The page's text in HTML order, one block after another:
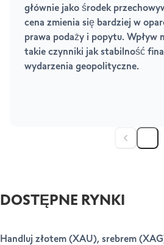
głównie jako środek
cena zmienia się bardziej w
prawa podaży i popytu. Wpływ
takie czynniki jak stabilność
wydarzenia geopolityczne.
DOSTĘPNE RYNKI
Handluj złotem (XAU), srebrem